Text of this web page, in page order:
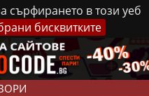
сърфирането в този уеб
бисквитките
Реклама Контакти